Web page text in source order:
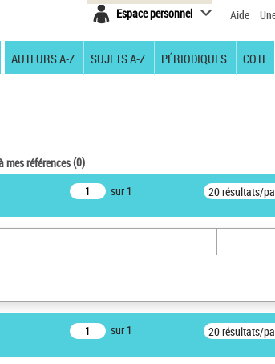
Espace personnel Aide
AUTEURS A-Z SUJETS A-Z PÉRIODIQUES COTE
mes références(0)
sur 1 20 résultats/
sur 1 20 résultats/